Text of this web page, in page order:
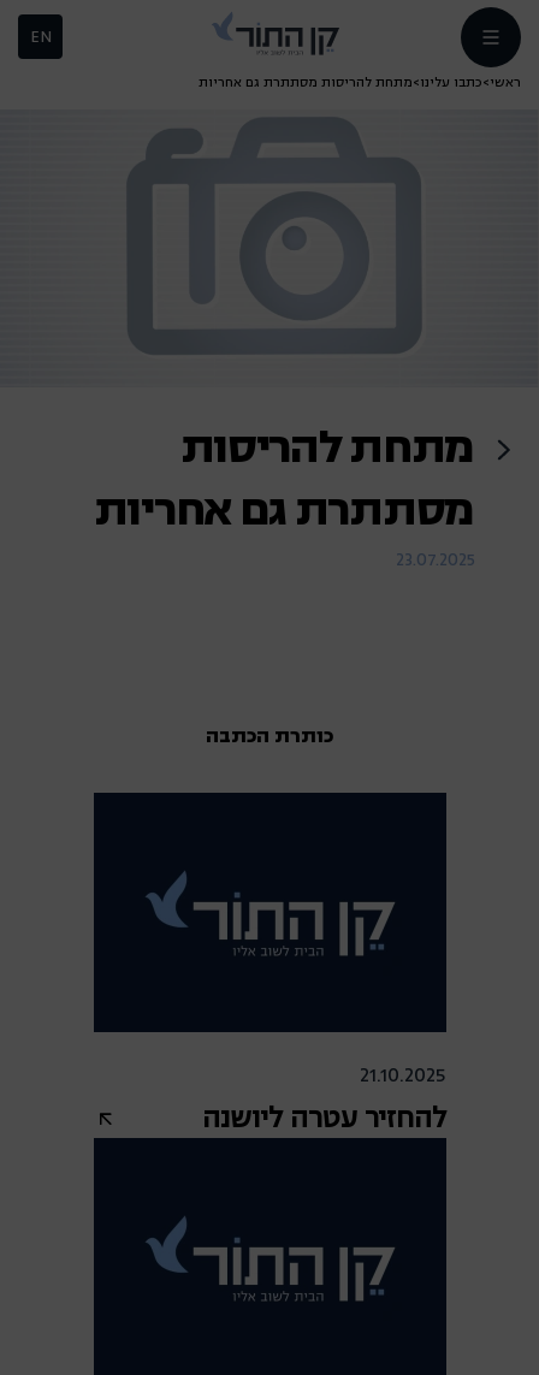
EN
ראשי>כתבו עלינו>מתחת להריסות מסתתרת גם אחריות
23.07.2025
מתחת להריסות
מסתתרת גם אחריות
כותרת הכתבה
21.10.2025
להחזיר עטרה ליושנה